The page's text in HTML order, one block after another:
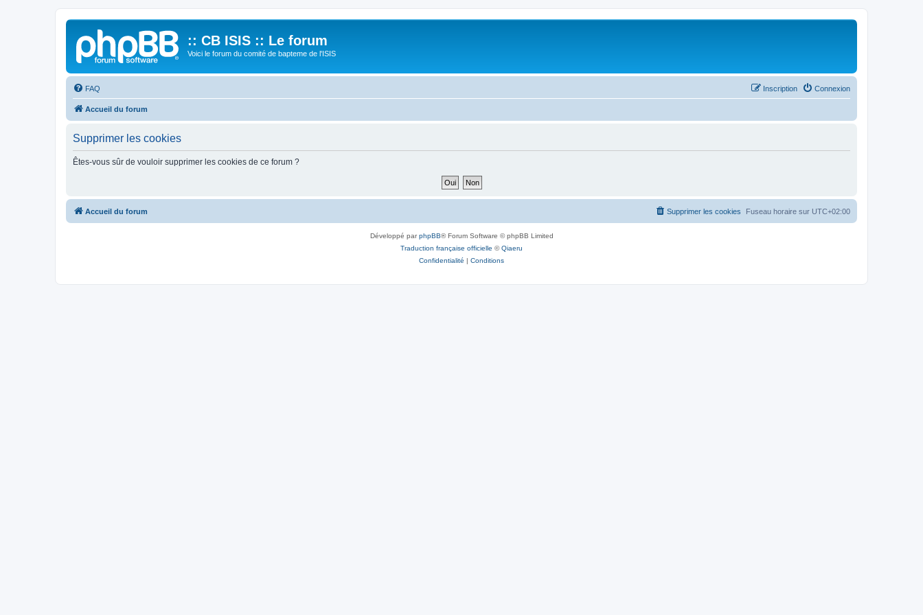
:: CB ISIS :: Le forum
Voici le forum du comité de bapteme de l'ISIS
FAQ Connexion
Inscription
Accueil du forum
Supprimer les cookies
Êtes-vous sûr de vouloir supprimer les cookies de ce forum ?
Accueil du forum Fuseau horaire sur UTC+02:00
Supprimer les cookies
Développé parphpBB® Forum Software © phpBB Limited
Traduction française officielle ©Qiaeru
Confidentialité | Conditions